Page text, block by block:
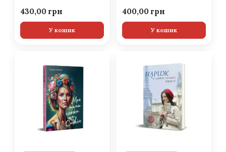
430,00
У кошик
400,00
У кошик